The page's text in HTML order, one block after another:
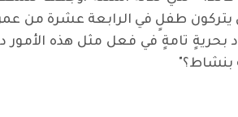
يتركون طفلٍ في الرابعة عشرة من
بحريةٍ تامةٍ في فعل مثل هذه
بنشاط؟"